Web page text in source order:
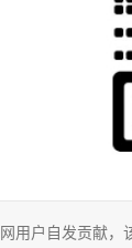
用户自发贡献，